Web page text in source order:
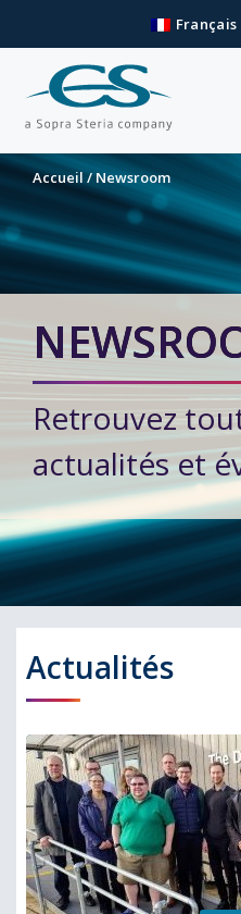
Français
Accueil/Newsroom
Retrouvez
actualités et
Actualités